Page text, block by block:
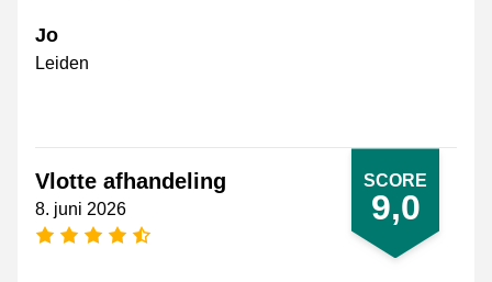
Jo
Leiden
SCORE
9,0
Vlotte afhandeling
8. juni 2026
[_General:NumberOfStarsPluralFormat]